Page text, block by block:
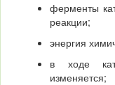
ферменты
реакции;
энергия
в ходе
изменяется;